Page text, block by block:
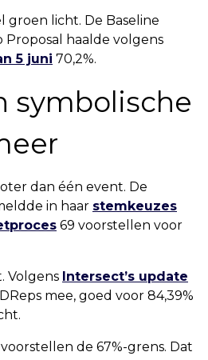
groen licht. De Baseline
Proposal haalde volgens
5 juni 70,2%.
symbolische
dan één event. De
in haar stemkeuzes
69 voorstellen voor
Volgens Intersect’s update
mee, goed voor 84,39%
de 67%-grens. Dat